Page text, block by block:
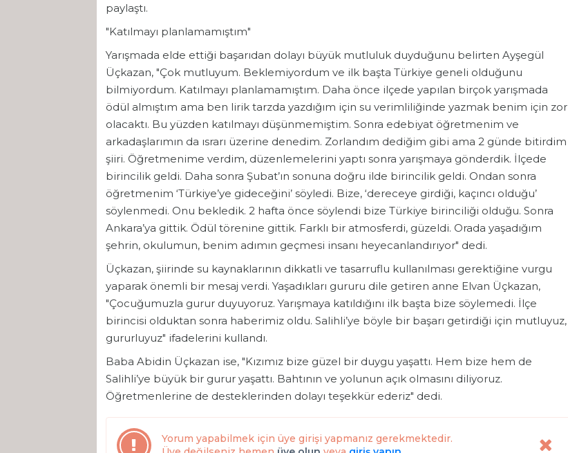
paylaştı.
"Katılmayı planlamamıştım"
Yarışmada elde ettiği başarıdan dolayı büyük mutluluk duyduğunu belirten Ayşegül
Üçkazan, "Çok mutluyum. Beklemiyordum ve ilk başta Türkiye geneli olduğunu
bilmiyordum. Katılmayı planlamamıştım. Daha önce ilçede yapılan birçok yarışmada
ödül almıştım ama ben lirik tarzda yazdığım için su verimliliğinde yazmak benim için zor
olacaktı. Bu yüzden katılmayı düşünmemiştim. Sonra edebiyat öğretmenim ve
arkadaşlarımın da ısrarı üzerine denedim. Zorlandım dediğim gibi ama 2 günde bitirdim
şiiri. Öğretmenime verdim, düzenlemelerini yaptı sonra yarışmaya gönderdik. İlçede
birincilik geldi. Daha sonra Şubat’ın sonuna doğru ilde birincilik geldi. Ondan sonra
öğretmenim ‘Türkiye’ye gideceğini’ söyledi. Bize, ‘dereceye girdiği, kaçıncı olduğu’
söylenmedi. Onu bekledik. 2 hafta önce söylendi bize Türkiye birinciliği olduğu. Sonra
Ankara’ya gittik. Ödül törenine gittik. Farklı bir atmosferdi, güzeldi. Orada yaşadığım
şehrin, okulumun, benim adımın geçmesi insanı heyecanlandırıyor" dedi.
Üçkazan, şiirinde su kaynaklarının dikkatli ve tasarruflu kullanılması gerektiğine vurgu
yaparak önemli bir mesaj verdi. Yaşadıkları gururu dile getiren anne Elvan Üçkazan,
"Çocuğumuzla gurur duyuyoruz. Yarışmaya katıldığını ilk başta bize söylemedi. İlçe
birincisi olduktan sonra haberimiz oldu. Salihli’ye böyle bir başarı getirdiği için mutluyuz,
gururluyuz" ifadelerini kullandı.
Baba Abidin Üçkazan ise, "Kızımız bize güzel bir duygu yaşattı. Hem bize hem de
Salihli’ye büyük bir gurur yaşattı. Bahtının ve yolunun açık olmasını diliyoruz.
Öğretmenlerine de desteklerinden dolayı teşekkür ederiz" dedi.
Yorum yapabilmek için üye girişi yapmanız gerekmektedir.